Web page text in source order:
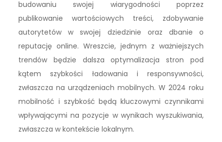
budowaniu swojej wiarygodności poprzez
publikowanie wartościowych treści, zdobywanie
autorytetów w swojej dziedzinie oraz dbanie o
reputację online. Wreszcie, jednym z ważniejszych
trendów będzie dalsza optymalizacja stron pod
kątem szybkości ładowania i responsywności,
zwłaszcza na urządzeniach mobilnych. W 2024 roku
mobilność i szybkość będą kluczowymi czynnikami
wpływającymi na pozycje w wynikach wyszukiwania,
zwłaszcza w kontekście lokalnym.